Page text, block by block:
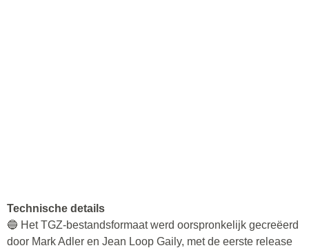
Technische details
🔵 Het TGZ-bestandsformaat werd oorspronkelijk gecreëerd
door Mark Adler en Jean Loop Gaily, met de eerste release